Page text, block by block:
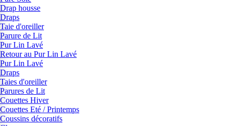
Drap housse
Draps
Taie d'oreiller
Parure de Lit
Pur Lin Lavé
Retour au Pur Lin Lavé
Pur Lin Lavé
Draps
Taies d'oreiller
Parures de Lit
Couettes Hiver
Couettes Eté / Printemps
Coussins décoratifs